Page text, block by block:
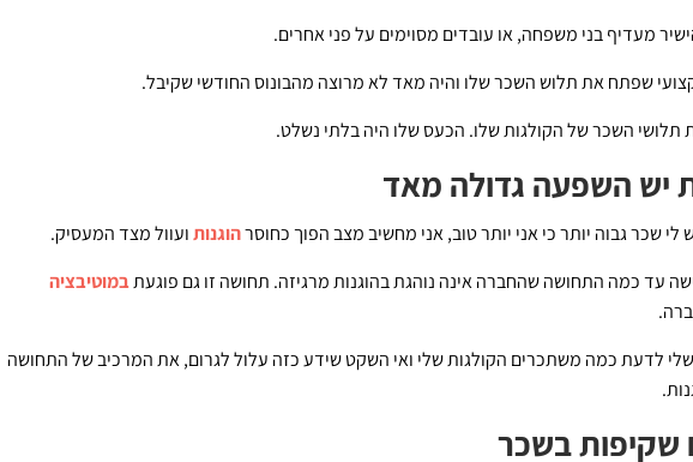
מעדיף בני משפחה, או עובדים מסוימים על פני אחרים.
שפתח את תלוש השכר שלו והיה מאד לא מרוצה מהבונוס החודשי שקיבל.
השכר של הקולגות שלו. הכעס שלו היה בלתי נשלט.
יש השפעה גדולה מאד
שכר גבוה יותר כי אני יותר טוב, אני מחשיב מצב הפוך כחוסרהוגנותועוול מצד המעסיק.
עד כמה התחושה שהחברה אינה נוהגת בהוגנות מרגיזה. תחושה זו גם פוגעתבמוטיבציה
לדעת כמה משתכרים הקולגות שלי ואי השקט שידע כזה עלול לגרום, את המרכיב של התחושה
שקיפות בשכר